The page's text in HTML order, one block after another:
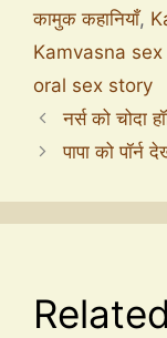
कामुक कहानियाँ,
Kamvasna sex
oral sex story
नर्स को चोदा
पापा को